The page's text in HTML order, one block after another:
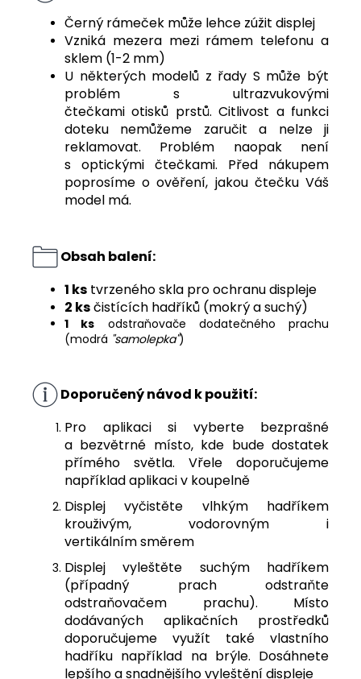
Černý rámeček může lehce zúžit displej
Vzniká mezera mezi rámem telefonu a
sklem (1-2 mm)
U některých modelů z řady S může být
problém s ultrazvukovými
čtečkami otisků prstů. Citlivost a funkci
doteku nemůžeme zaručit a nelze ji
reklamovat. Problém naopak není
s optickými čtečkami. Před nákupem
poprosíme o ověření, jakou čtečku Váš
model má.
Obsah balení:
1 ks tvrzeného skla pro ochranu displeje
2 ksčistících hadříků (mokrý a suchý)
1 ks odstraňovače dodatečného prachu
(modrá "samolepka")
Doporučený návod k použití:
Pro aplikaci si vyberte bezprašné
a bezvětrné místo, kde bude dostatek
přímého světla. Vřele doporučujeme
například aplikaci v koupelně
Displej vyčistěte vlhkým hadříkem
krouživým, vodorovným i
vertikálním směrem
Displej vyleštěte suchým hadříkem
(případný prach odstraňte
odstraňovačem prachu). Místo
dodávaných aplikačních prostředků
doporučujeme využít také vlastního
hadříku například na brýle. Dosáhnete
lepšího a snadnějšího vyleštění displeje